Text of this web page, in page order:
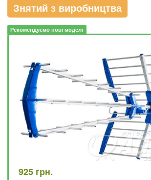
Знятий з виробництва
Рекомендуємо нові моделі
925 грн.